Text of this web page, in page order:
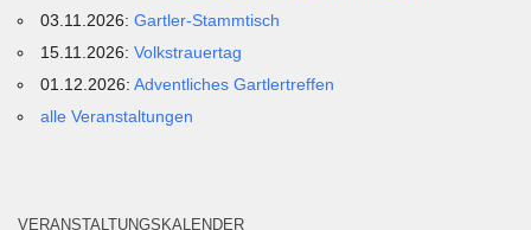
03.11.2026:Gartler-Stammtisch
15.11.2026:Volkstrauertag
01.12.2026:Adventliches Gartlertreffen
alle Veranstaltungen
VERANSTALTUNGSKALENDER